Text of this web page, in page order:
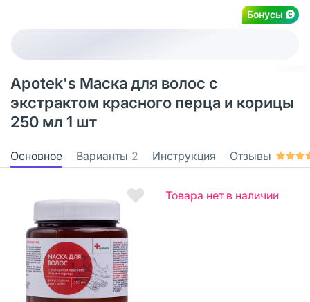
Бонусы
Apotek's Маска для волос с
экстрактом красного перца и корицы
250 мл 1 шт
Основное Варианты 2 Инструкция Отзывы
Товара нет в наличии